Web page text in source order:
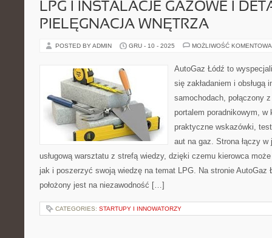
LPG I INSTALACJE GAZOWE I
PIELĘGNACJA WNĘTRZA
POSTED BY ADMIN GRU - 10 - 2025 MOŻLIWOŚĆ
AutoGaz Łódź to
się zakładaniem i obsługą
samochodach, połączony
portalem poradnikowym, w
praktyczne wskazówki,
aut na gaz. Strona łączy
usługową warsztatu z strefą wiedzy, dzięki czemu kierowca
jak i poszerzyć swoją wiedzę na temat LPG. Na stronie AutoGaz
położony jest na niezawodność […]
CATEGORIES: STARTUPY I INNOWATORZY